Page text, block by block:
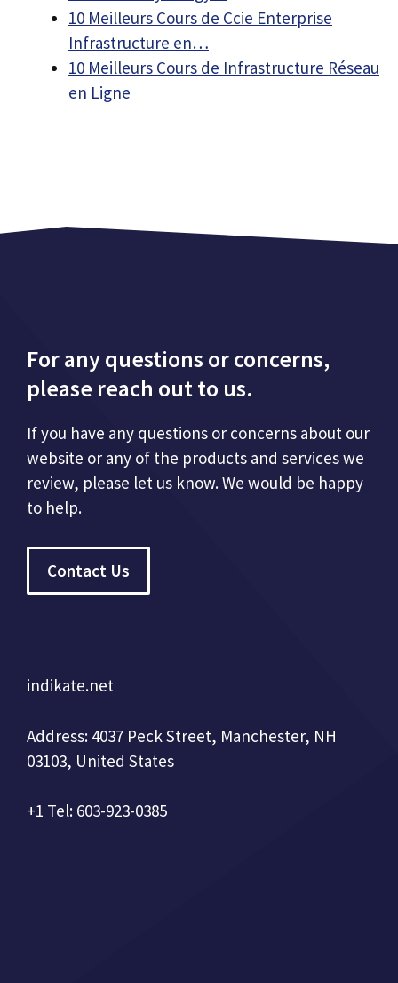
10 Meilleurs Cours de Ccie Enterprise
Infrastructure en…
10 Meilleurs Cours de Infrastructure Réseau
en Ligne
For any questions or concerns,
please reach out to us.
If you have any questions or concerns about our
website or any of the products and services we
review, please let us know. We would be happy
to help.
Contact Us
indikate.net
Address: 4037 Peck Street, Manchester, NH
03103, United States
+1 Tel: 603-923-0385